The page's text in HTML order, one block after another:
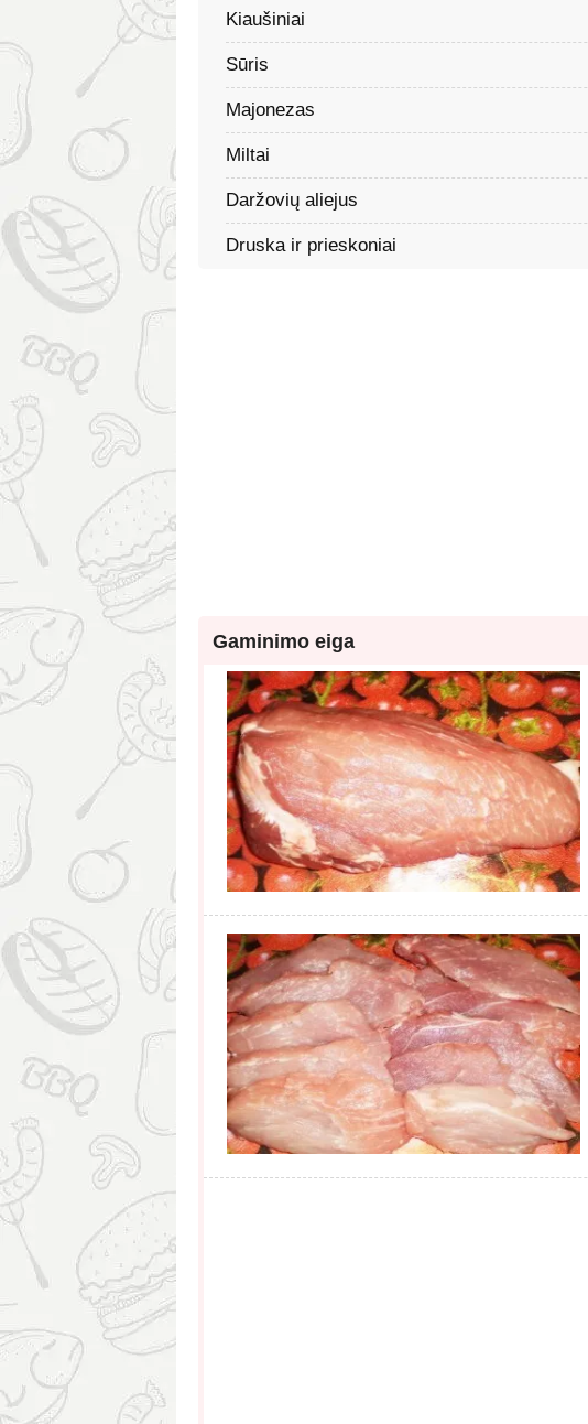
Kiaušiniai
Sūris
Majonezas
Miltai
Daržovių aliejus
Druska ir prieskoniai
Gaminimo eiga